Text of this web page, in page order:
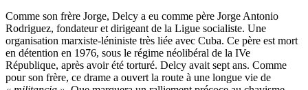
Comme son frère Jorge, Delcy a eu comme père Jorge Antonio
Rodriguez, fondateur et dirigeant de la Ligue socialiste. Une
organisation marxiste-léniniste très liée avec Cuba. Ce père est mort
en détention en 1976, sous le régime néolibéral de la IVe
République, après avoir été torturé. Delcy avait sept ans. Comme
pour son frère, ce drame a ouvert la route à une longue vie de